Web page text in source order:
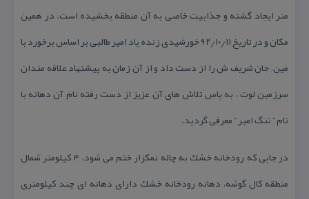
متر ایجاد گشته و جذابیت خاصی به آن منطقه بخشیده است. در همین
مكان و در تاریخ ۹۲٫۱۰٫۱۱ خورشیدی زنده یاد امیر طالبی بر اساس برخورد با
مین، جان شریف ش را از دست داد و از آن زمان به پیشنهاد علاقه مندان
سرزمین لوت ، به پاس تلاش های آن عزیز از دست رفته نام آن دهانه با
نام ” تنگ امیر ” معرفی گردید.
در جایی كه رودخانه خشك به چاله نمكزار ختم می شود، ۴ كیلومتر شمال
منطقه كال گوشه، دهانه رودخانه خشك دارای دهانه ای چند كیلومتری